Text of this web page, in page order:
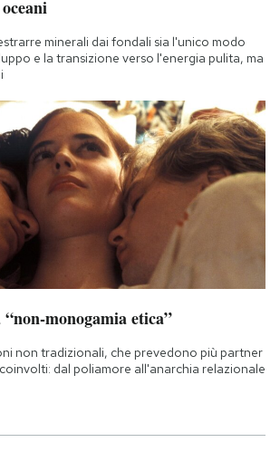
minerali dai fondali sia l'unico modo
e la transizione verso l'energia pulita, ma
monogamia etica”
non tradizionali, che prevedono più partner
dal poliamore all'anarchia relazionale